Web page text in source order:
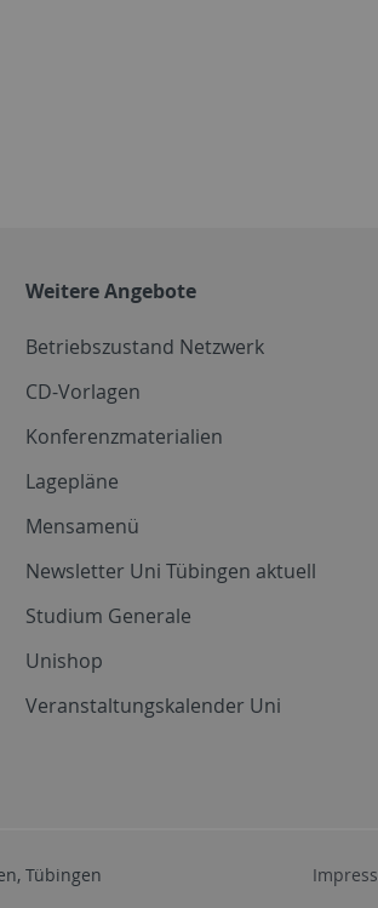
Weitere Angebote
Betriebszustand Netzwerk
CD-Vorlagen
Konferenzmaterialien
Lagepläne
Mensamenü
Newsletter Uni Tübingen aktuell
Studium Generale
Unishop
Veranstaltungskalender Uni
Tübingen